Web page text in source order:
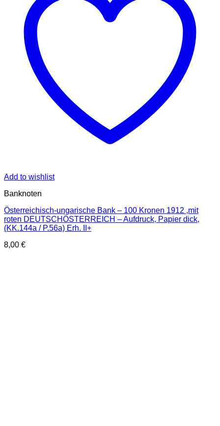
Add to wishlist
Banknoten
Österreichisch-ungarische Bank – 100 Kronen 1912 ,mit
roten DEUTSCHÖSTERREICH – Aufdruck, Papier dick,
(KK.144a / P.56a) Erh. II+
8,00 €